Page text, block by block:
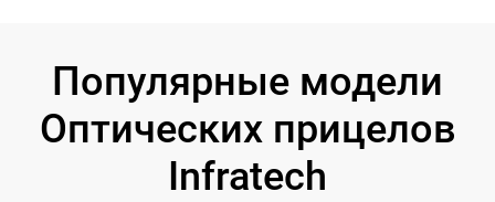
Популярные модели
Оптических прицелов
Infratech